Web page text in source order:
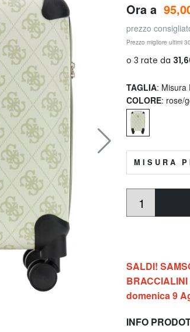
Ora a
prezzo
Prezzo migliore ultimi
TAGLIA: Misura
COLORE: rose/
MISURA
SALDI!
domenica 9
INFO